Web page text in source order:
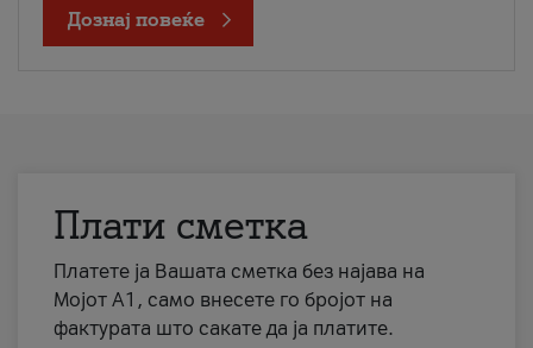
Дознај повеќе
Плати сметка
Платете ја Вашата сметка без најава на
Мојот А1, само внесете го бројот на
фактурата што сакате да ја платите.